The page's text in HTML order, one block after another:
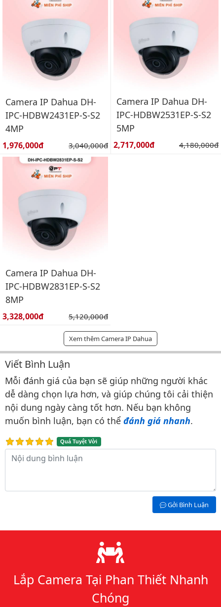
Camera IP Dahua DH-
IPC-HDBW2431EP-S-S2
4MP
Giá bán:
1,976,000đ Giá gốc:
3,040,000đ
Camera IP Dahua DH-
IPC-HDBW2531EP-S-S2
5MP
Giá bán:
2,717,000đ Giá gốc:
4,180,000đ
Camera IP Dahua DH-
IPC-HDBW2831EP-S-S2
8MP
Giá bán:
3,328,000đ Giá gốc:
5,120,000đ
Xem thêm Camera IP Dahua
Bình luận & Đánh giá
Viết Bình Luận
Mỗi đánh giá của bạn sẽ giúp những người khác
dễ dàng chọn lựa hơn, và giúp chúng tôi cải thiện
nội dung ngày càng tốt hơn. Nếu bạn không
muốn bình luận, bạn có thể đánh giá nhanh.
Quá Tuyệt Vời
Nội dung bình luận
Gởi Bình Luận
Lý do chọn chúng tôi
Lắp Camera Tại Phan Thiết Nhanh
Chóng